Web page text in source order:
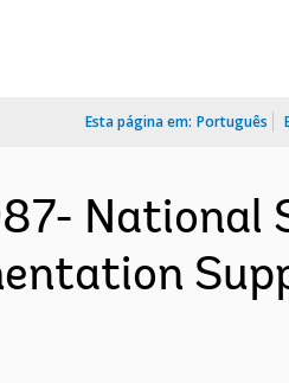
Esta página em: Português